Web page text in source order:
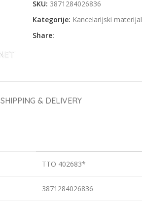
SKU: 3871284026836
Kategorije: Kancelarijski materijal
Share:
SHIPPING & DELIVERY
TTO 402683*
3871284026836